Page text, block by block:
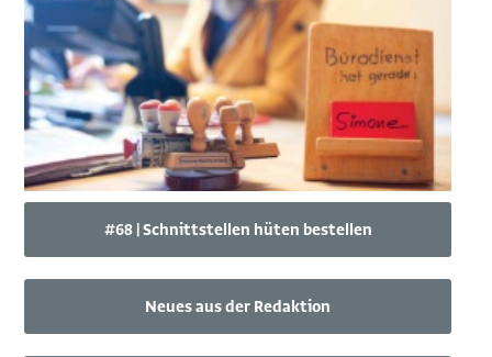
#68 | Schnittstellen hüten bestellen
Neues aus der Redaktion